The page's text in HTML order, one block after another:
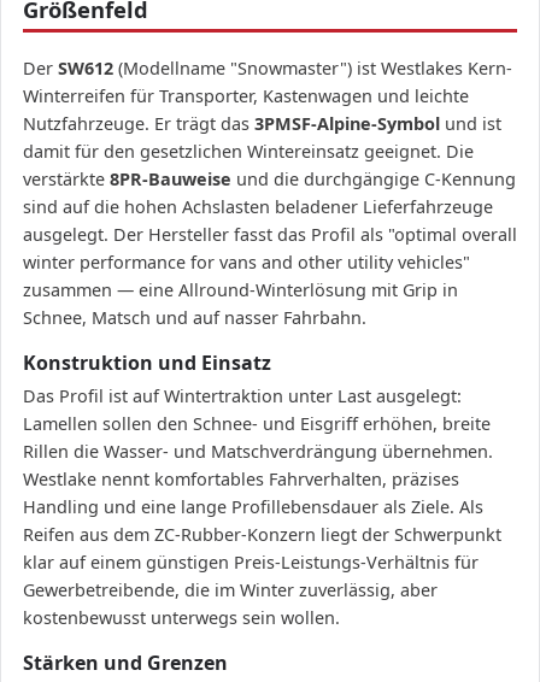
Größenfeld
Der SW612 (Modellname "Snowmaster") ist Westlakes Kern-
Winterreifen für Transporter, Kastenwagen und leichte
Nutzfahrzeuge. Er trägt das 3PMSF-Alpine-Symbol und ist
damit für den gesetzlichen Wintereinsatz geeignet. Die
verstärkte 8PR-Bauweise und die durchgängige C-Kennung
sind auf die hohen Achslasten beladener Lieferfahrzeuge
ausgelegt. Der Hersteller fasst das Profil als "optimal overall
winter performance for vans and other utility vehicles"
zusammen — eine Allround-Winterlösung mit Grip in
Schnee, Matsch und auf nasser Fahrbahn.
Konstruktion und Einsatz
Das Profil ist auf Wintertraktion unter Last ausgelegt:
Lamellen sollen den Schnee- und Eisgriff erhöhen, breite
Rillen die Wasser- und Matschverdrängung übernehmen.
Westlake nennt komfortables Fahrverhalten, präzises
Handling und eine lange Profillebensdauer als Ziele. Als
Reifen aus dem ZC-Rubber-Konzern liegt der Schwerpunkt
klar auf einem günstigen Preis-Leistungs-Verhältnis für
Gewerbetreibende, die im Winter zuverlässig, aber
kostenbewusst unterwegs sein wollen.
Stärken und Grenzen